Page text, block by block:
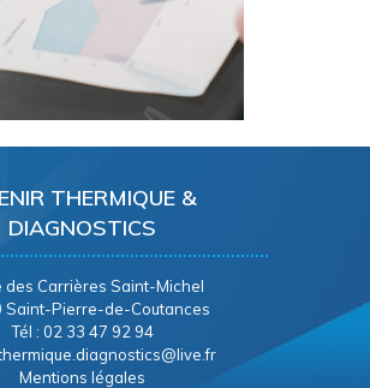
THERMIQUE &
DIAGNOSTICS
des Carrières Saint-Michel
Saint-Pierre-de-Coutances
Tél : 02 33 47 92 94
Mentions légales